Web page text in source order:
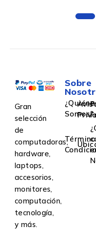
Gran
selección
de
computadoras,
hardware,
laptops,
accesorios,
monitores,
computación,
tecnología,
y más.
Sobre
Somos?